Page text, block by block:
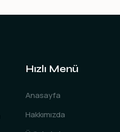
Hızlı Menü
Anasayfa
Hakkımızda